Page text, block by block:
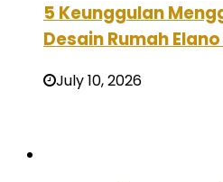
5 Keunggulan
Desain Rumah
July 10, 2026